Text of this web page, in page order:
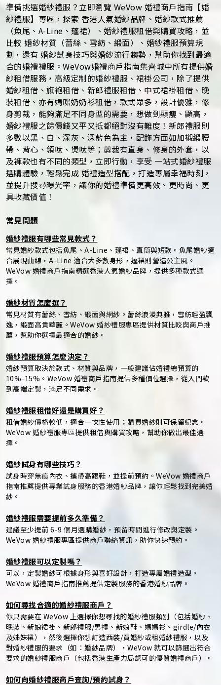
準備挑選婚紗禮服？立即瀏覽 WeVow 婚禮商戶指南【婚
紗禮服】專區，探索 香港人氣婚紗品牌、婚紗款式推薦
（魚尾、A-Line、蓬裙）、婚紗禮服租借與購買攻略，並
比較 婚紗材質（蕾絲、雪紡、緞面）、婚紗禮服預算規
劃，還有 婚紗試身技巧與婚紗流行趨勢，幫助你找到最適
合的婚禮禮服。WeVow婚禮商戶指南集齊城中所有提供婚
紗租借服務，高級定制的婚紗禮服、裙褂公司，除了提供
婚紗租借、旗袍租借、新郎禮服租借、中式裙褂租借、晚
裝租借、亦有媽咪奶奶衫租借，款式眾多，設計優雅，修
身剪裁，能夠滿足不同身型的需要，想做到顯瘦、顯高，
婚紗禮服之餘價錢又平又抵都絕對沒有難度！新郎禮服則
多數以黑、白、深灰、深藍色為主，配飾方面如加襯緞腰
帶、背心、領呔、煲呔等；剪裁有直身、修身的外套，以
及褲款也有不同的類型，立即行動，享受 一站式婚紗禮服
選購體驗，輕鬆完成 婚禮造型搭配，打造專屬幸福時刻，
並提升搜尋曝光率，讓你的婚禮準備更高效、更時尚、更
具收藏價值！
常見問題
婚紗禮服有哪些常見款式？
常見婚紗款式包括魚尾、A-Line、蓬裙、直筒與短款。魚尾婚紗適
合展現曲線，A-Line 適合大多數身形，蓬裙則營造公主風。
WeVow 婚禮商戶指南精選香港人氣婚紗品牌，提供多種款式選
擇。
婚紗材質怎麼選？
常見材質有蕾絲、雪紡、緞面與網紗。蕾絲浪漫典雅，雪紡輕盈飄
逸，緞面高貴華麗。WeVow 婚紗禮服專區提供材質比較與商戶推
薦，幫助你選擇最適合的婚紗。
婚紗禮服預算怎麼決定？
婚紗預算取決於款式、材質與品牌，一般建議佔婚禮總預算的
10%-15%。WeVow 婚禮商戶指南提供多種價位選擇，從入門款
到高端定製，滿足不同需求。
婚紗禮服租借好還是購買好？
租借婚紗價格較低，適合一次性使用；購買婚紗則可保留紀念。
WeVow 婚紗禮服專區提供租借與購買攻略，幫助你做出最佳選
擇。
婚紗試身有哪些技巧？
試身時穿無痕內衣、攜帶高跟鞋，並提前預約。WeVow 婚禮商戶
指南推薦提供專業試身服務的香港婚紗品牌，讓你輕鬆找到完美婚
紗。
婚紗禮服需要提前多久準備？
建議至少提前 6-9 個月選購婚紗，預留時間進行修改與定製。
WeVow 婚紗禮服專區提供商戶聯絡資訊，助你快速預約。
婚紗禮服可以定製嗎？
可以，定製婚紗可根據身形與喜好設計，打造專屬婚禮造型。
WeVow 婚禮商戶指南推薦提供定製服務的香港婚紗品牌。
如何尋找合適的婚紗禮服商戶？
你只需要在 WeVow 上選擇你想尋找的婚紗禮服類別（包括婚紗、
晚裝、新娘裙褂、新郎禮服/男禮、新娘鞋、媽媽衫、girdle/內衣
及姊妹裙），然後選擇你想訂造西裝/買婚紗或租婚紗禮服，以及
對婚紗禮服的要求（如：婚紗品牌），WeVow 就可以篩選出符合
要求的婚紗禮服商戶（包括香港生產力局認可的優質婚禮商戶）。
如何向婚紗禮服商戶查詢/預約試身？